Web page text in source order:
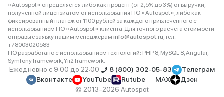
«Autospot» определяется либо как процент (от 2,5% до 3%) от выручки,
полученной лицензиатом от использования ПО «Autospot», либо как
фиксированный платеж от 1100 рублей за каждого привлеченного с
использованием ПО «Autospot» клиента. Для точного расчета стоимости
отправьте заявку нашим менеджерам info@autospot.ru, тел.
+78003020583
ПО разработано с использованием технологий: PHP 8, MySQL 8, Angular,
Symfony framework, Yii2 framework.
Ежедневно с 9:00 до 22:00 8 (800) 302-05-83
Телеграм
Вконтакте
YouTube Rutube MAX
Дзен
© 2013–2026 Autospot